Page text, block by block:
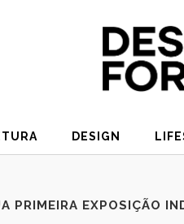
DESIGN
PRIMEIRA EXPOSIÇÃO